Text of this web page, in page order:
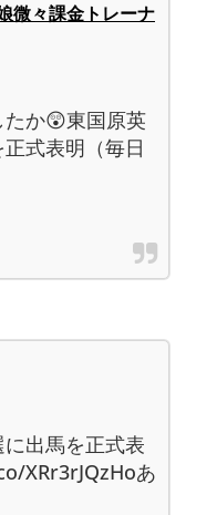
微々課金トレーナ
か😲東国原英
式表明（毎日
出馬を正式表
XRr3rJQzHoあ